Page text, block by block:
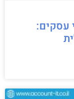
עסקים: